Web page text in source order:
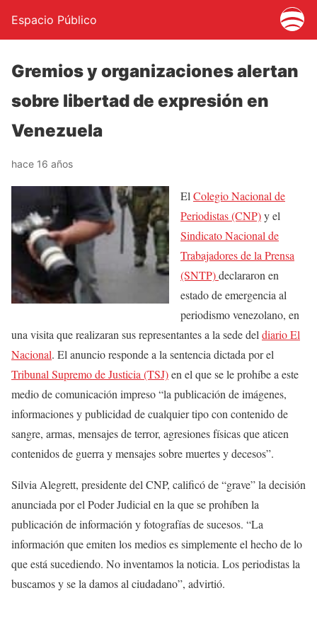
Espacio Público
Gremios y organizaciones alertan
sobre libertad de expresión en
Venezuela
hace 16 años
El Colegio Nacional de
Periodistas (CNP)y el
Sindicato Nacional de
Trabajadores de la Prensa
(SNTP)declararon en
estado de emergencia al
periodismo venezolano, en
una visita que realizaran sus representantes a la sede del diario El
Nacional. El anuncio responde a la sentencia dictada por el
Tribunal Supremo de Justicia (TSJ)en el que se le prohíbe a este
medio de comunicación impreso “la publicación de imágenes,
informaciones y publicidad de cualquier tipo con contenido de
sangre, armas, mensajes de terror, agresiones físicas que aticen
contenidos de guerra y mensajes sobre muertes y decesos”.
Silvia Alegrett, presidente del CNP, calificó de “grave” la decisión
anunciada por el Poder Judicial en la que se prohíben la
publicación de información y fotografías de sucesos. “La
información que emiten los medios es simplemente el hecho de lo
que está sucediendo. No inventamos la noticia. Los periodistas la
buscamos y se la damos al ciudadano”, advirtió.